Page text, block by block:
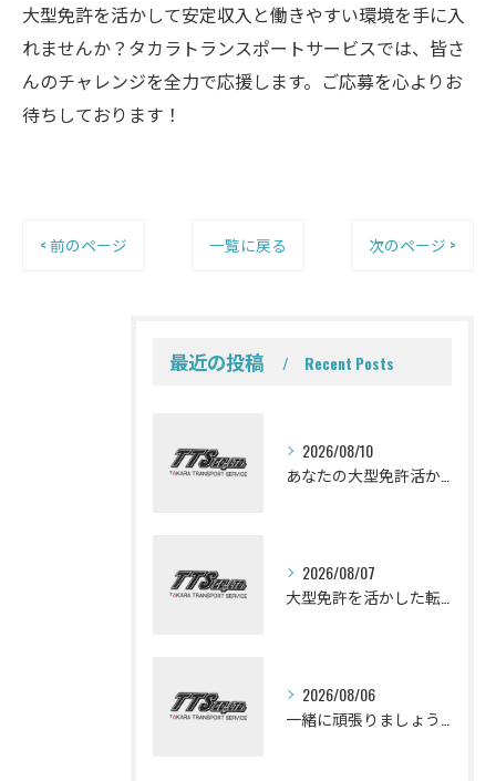
大型免許を活かして安定収入と働きやすい環境を手に入
れませんか？タカラトランスポートサービスでは、皆さ
んのチャレンジを全力で応援します。ご応募を心よりお
待ちしております！
< 前のページ 一覧に戻る 次のページ >
最近の投稿 Recent Posts
2026/08/10
2026/08/07
2026/08/06